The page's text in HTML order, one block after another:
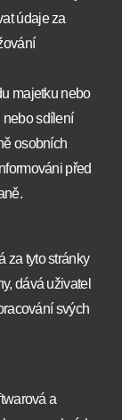
údaje za
majetku nebo
nebo sdílení
osobních
před
za tyto stránky
dává uživatel
svých
a